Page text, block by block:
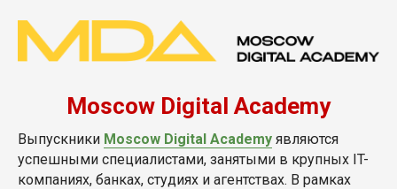
Moscow Digital Academy
Выпускники Moscow Digital Academy являются
успешными специалистами, занятыми в крупных IT-
компаниях, банках, студиях и агентствах. В рамках